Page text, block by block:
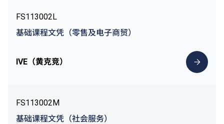
FS113002L
基础课程文凭（零售及电子商贸）
IVE（黄克竞）
FS113002M
基础课程文凭（社会服务）